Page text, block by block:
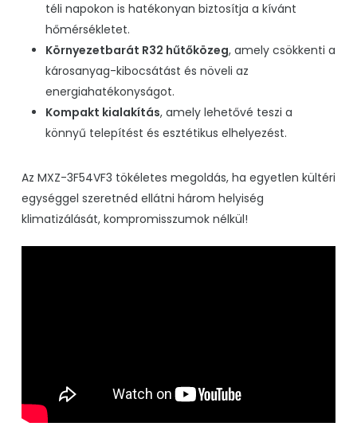
téli napokon is hatékonyan biztosítja a kívánt
hőmérsékletet.
Környezetbarát R32 hűtőközeg, amely csökkenti a
károsanyag-kibocsátást és növeli az
energiahatékonyságot.
Kompakt kialakítás, amely lehetővé teszi a
könnyű telepítést és esztétikus elhelyezést.
Az MXZ-3F54VF3 tökéletes megoldás, ha egyetlen kültéri
egységgel szeretnéd ellátni három helyiség
klimatizálását, kompromisszumok nélkül!